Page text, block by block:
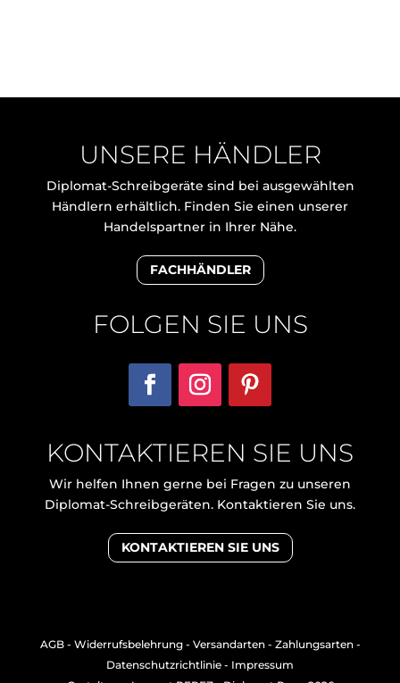
UNSERE HÄNDLER
Diplomat-Schreibgeräte sind bei ausgewählten
Händlern erhältlich. Finden Sie einen unserer
Handelspartner in Ihrer Nähe.
FACHHÄNDLER
FOLGEN SIE UNS
KONTAKTIEREN SIE UNS
Wir helfen Ihnen gerne bei Fragen zu unseren
Diplomat-Schreibgeräten. Kontaktieren Sie uns.
KONTAKTIEREN SIE UNS
AGB- Widerrufsbelehrung- Versandarten- Zahlungsarten-
Datenschutzrichtlinie - Impressum